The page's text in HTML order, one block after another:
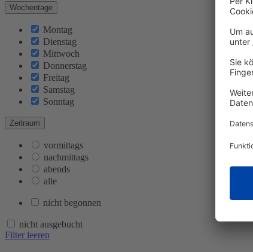
Wochentage
Montag
Dienstag
Mittwoch
Donnerstag
Freitag
Samstag
Sonntag
Zeitraum
vormittags
nachmittags
abends
alle
nicht begonnen
nicht ausgebucht
Filter leeren